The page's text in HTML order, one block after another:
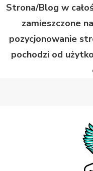
Strona/Blog w
zamieszczone
pozycjonowanie
pochodzi od